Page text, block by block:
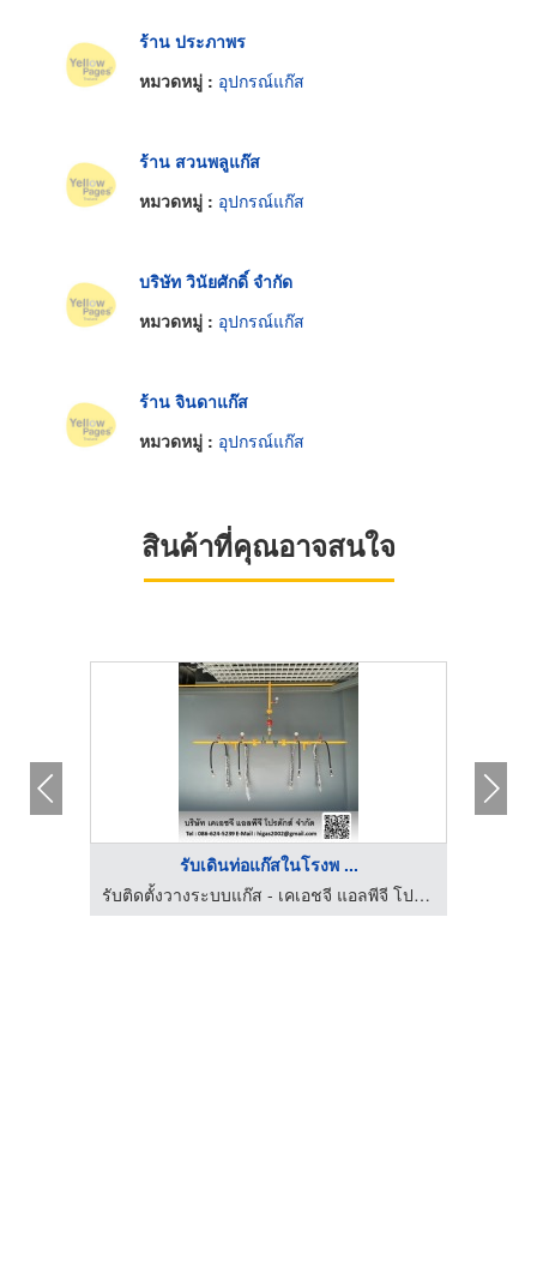
ร้าน ประภาพร
หมวดหมู่ : อุปกรณ์แก๊ส
ร้าน สวนพลูแก๊ส
หมวดหมู่ : อุปกรณ์แก๊ส
บริษัท วินัยศักดิ์ จำกัด
หมวดหมู่ : อุปกรณ์แก๊ส
ร้าน จินดาแก๊ส
หมวดหมู่ : อุปกรณ์แก๊ส
สินค้าที่คุณอาจสนใจ
รับเดินท่อแก๊สในโรงพ ...
รับติดตั้งวางระบบแก๊ส - เคเอชจี แอลพีจี โปรดักส์